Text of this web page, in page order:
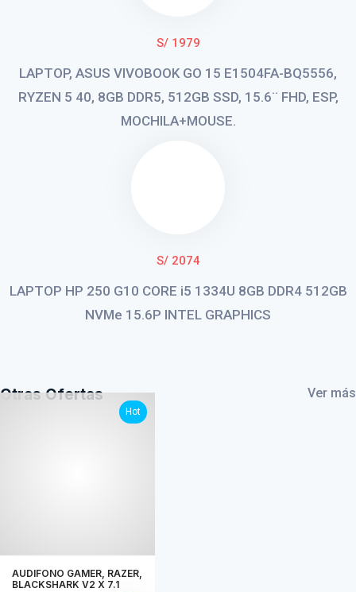
S/ 1979
LAPTOP, ASUS VIVOBOOK GO 15 E1504FA-BQ5556,
RYZEN 5 40, 8GB DDR5, 512GB SSD, 15.6¨ FHD, ESP,
MOCHILA+MOUSE.
S/ 2074
LAPTOP HP 250 G10 CORE i5 1334U 8GB DDR4 512GB
NVMe 15.6P INTEL GRAPHICS
Otras Ofertas Ver más
Hot
AUDIFONO GAMER, RAZER,
BLACKSHARK V2 X 7.1